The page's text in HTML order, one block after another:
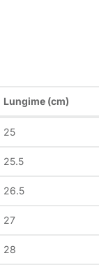
Lungime (cm)
25
25.5
26.5
27
28